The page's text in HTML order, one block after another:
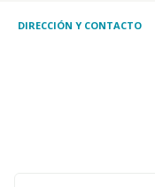
conforma
DIRECCIÓN Y CONTACTO